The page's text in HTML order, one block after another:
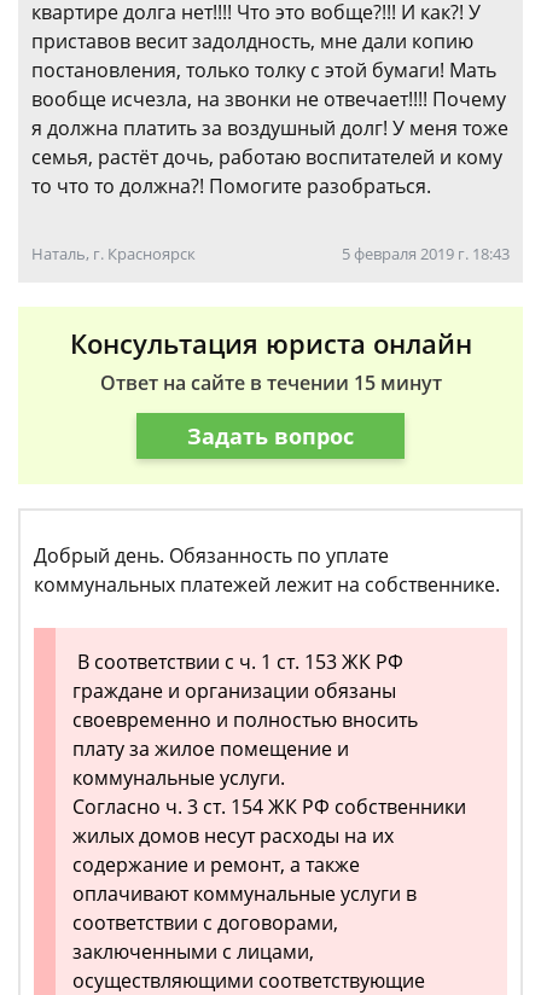
квартире долга нет!!!! Что это вобще?!!! И как?! У
приставов весит задолдность, мне дали копию
постановления, только толку с этой бумаги! Мать
вообще исчезла, на звонки не отвечает!!!! Почему
я должна платить за воздушный долг! У меня тоже
семья, растёт дочь, работаю воспитателей и кому
то что то должна?! Помогите разобраться.
Наталь, г. Красноярск 5 февраля 2019 г. 18:43
Консультация юриста онлайн
Ответ на сайте в течении 15 минут
Задать вопрос
Добрый день. Обязанность по уплате
коммунальных платежей лежит на собственнике.
В соответствии с ч. 1 ст. 153 ЖК РФ
граждане и организации обязаны
своевременно и полностью вносить
плату за жилое помещение и
коммунальные услуги.
Согласно ч. 3 ст. 154 ЖК РФ собственники
жилых домов несут расходы на их
содержание и ремонт, а также
оплачивают коммунальные услуги в
соответствии с договорами,
заключенными с лицами,
осуществляющими соответствующие